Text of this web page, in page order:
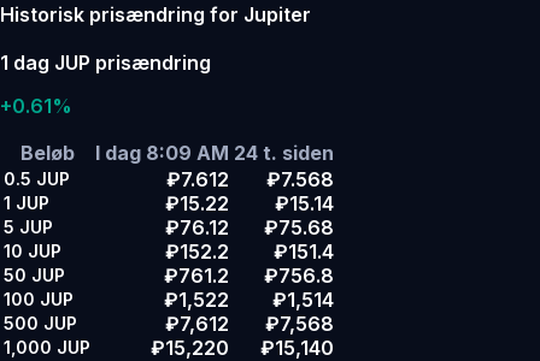
Historisk prisændring for Jupiter
1 dag JUP prisændring
+0.61%
Beløb
I dag 8:09 AM 24 t. siden
0.5 JUP ₽7.612 ₽7.568
1 JUP ₽15.22 ₽15.14
5 JUP ₽76.12 ₽75.68
10 JUP ₽152.2 ₽151.4
50 JUP ₽761.2 ₽756.8
100 JUP ₽1,522 ₽1,514
500 JUP ₽7,612 ₽7,568
1,000 JUP ₽15,220
₽15,140